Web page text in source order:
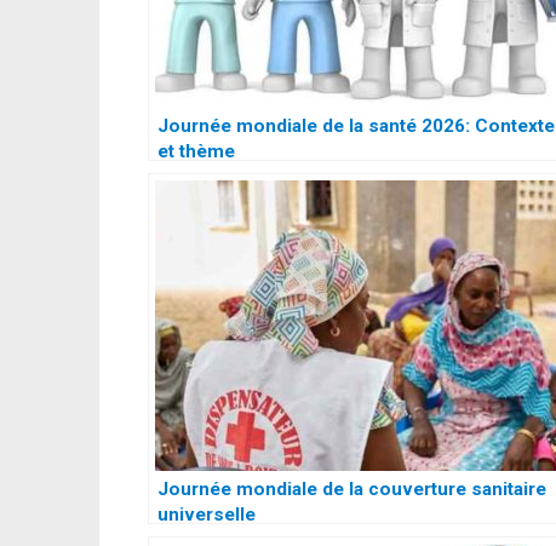
Journée mondiale de la santé 2026: Contexte
et thème
Journée mondiale de la couverture sanitaire
universelle